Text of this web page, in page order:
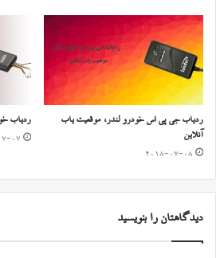
ردیاب جی پی اس خودرو لندر، موقعیت یاب
آنلاین
2018-07-08
ردیاب
07
دیدگاهتان را بنویسید